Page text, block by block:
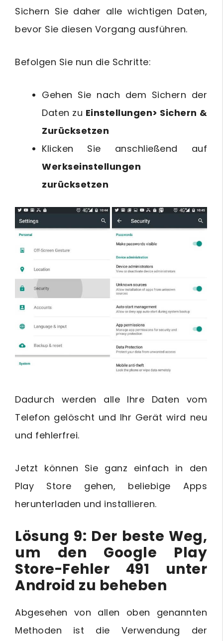
Sichern Sie daher alle wichtigen Daten,
bevor Sie diesen Vorgang ausführen.
Befolgen Sie nun die Schritte:
Gehen Sie nach dem Sichern der
Daten zu Einstellungen> Sichern &
Zurücksetzen
Klicken Sie anschließend auf
Werkseinstellungen
zurücksetzen
Dadurch werden alle Ihre Daten vom
Telefon gelöscht und Ihr Gerät wird neu
und fehlerfrei.
Jetzt können Sie ganz einfach in den
Play Store gehen, beliebige Apps
herunterladen und installieren.
Lösung 9: Der beste Weg,
um den Google Play
Store-Fehler 491 unter
Android zu beheben
Abgesehen von allen oben genannten
Methoden ist die Verwendung der